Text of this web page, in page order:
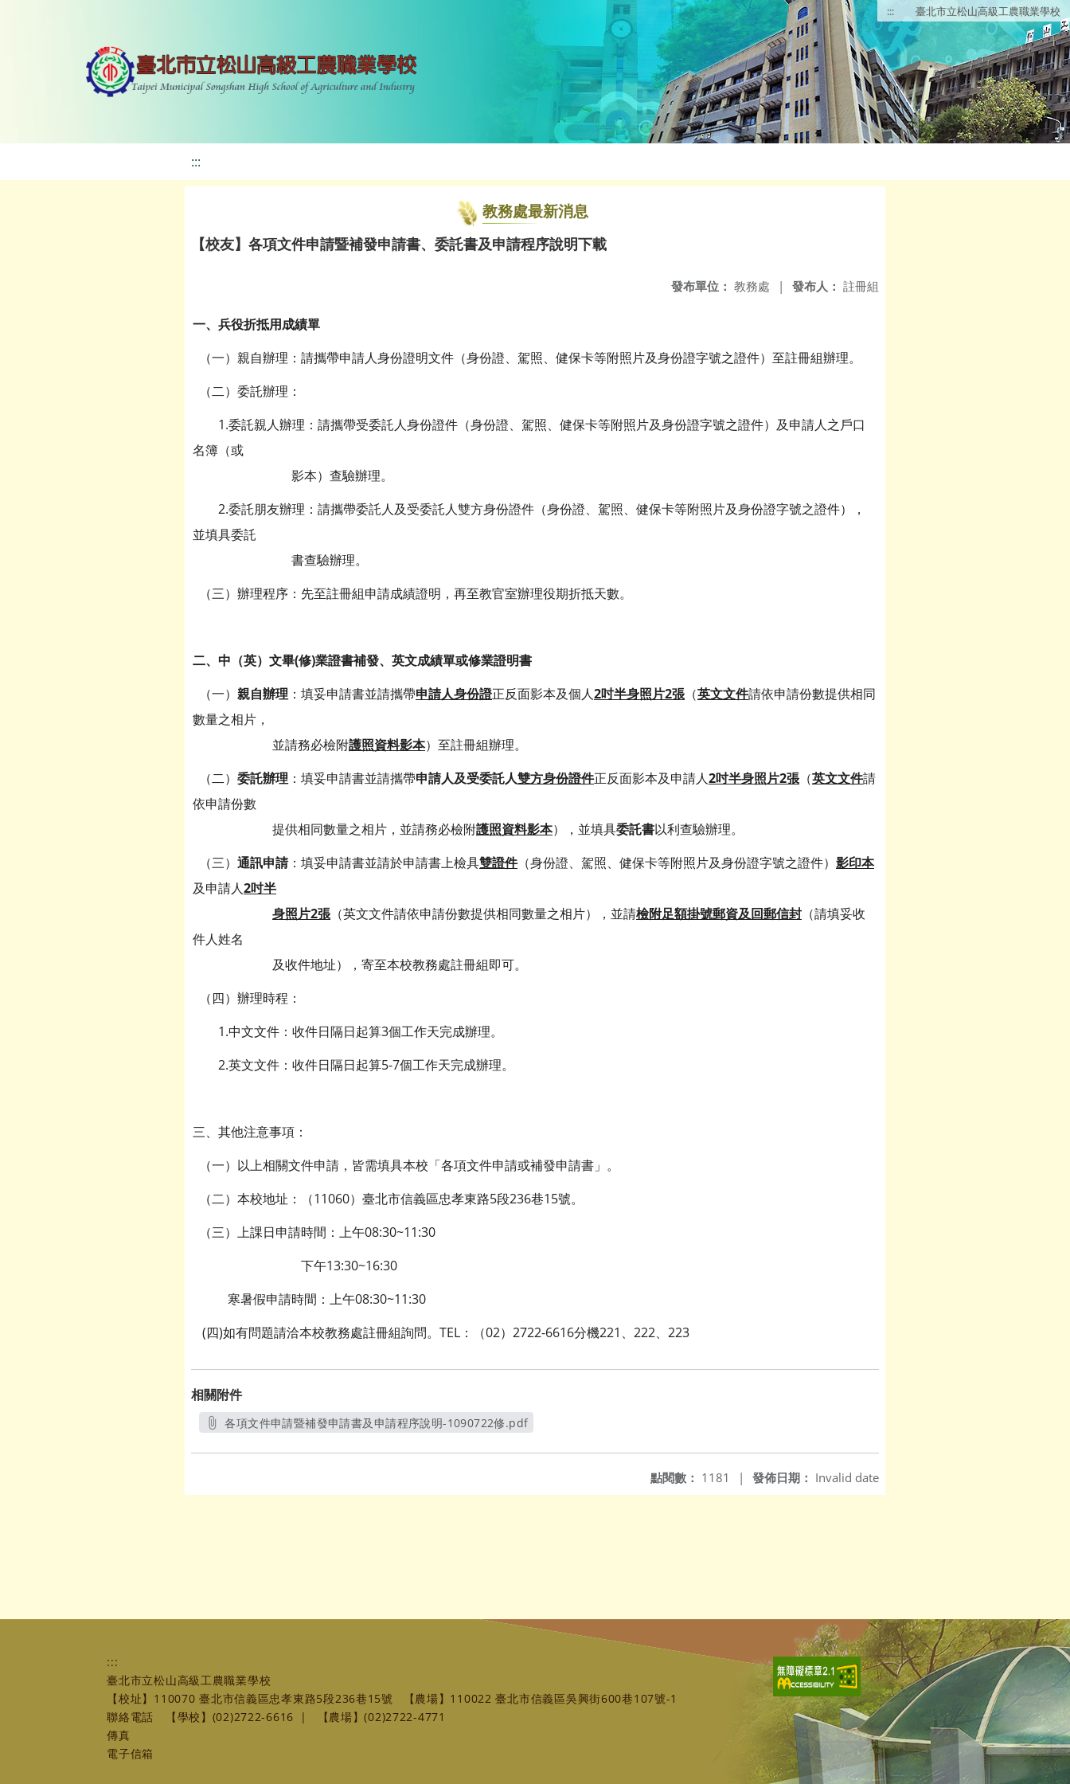
::: 臺北市立松山高級工農職業學校
:::
教務處最新消息
【校友】各項文件申請暨補發申請書、委託書及申請程序說明下載
發布人： 註冊組
發布單位： 教務處 |
一、兵役折抵用成績單
（一）親自辦理：請攜帶申請人身份證明文件（身份證、駕照、健保卡等附照片及身份證字號之證件）至註冊組辦理。
（二）委託辦理：
1.委託親人辦理：請攜帶受委託人身份證件（身份證、駕照、健保卡等附照片及身份證字號之證件）及申請人之戶口
名簿（或
影本）查驗辦理。
2.委託朋友辦理：請攜帶委託人及受委託人雙方身份證件（身份證、駕照、健保卡等附照片及身份證字號之證件），
並填具委託
書查驗辦理。
（三）辦理程序：先至註冊組申請成績證明，再至教官室辦理役期折抵天數。
二、中（英）文畢(修)業證書補發、英文成績單或修業證明書
（一） 親自辦理 ：填妥申請書並請攜帶申請人身份證正反面影本及個人2吋半身照片2張（英文文件請依申請份數提供相同
數量之相片，
並請務必檢附護照資料影本）至註冊組辦理。
（二） 委託辦理 ：填妥申請書並請攜帶申請人及受委託人雙方身份證件正反面影本及申請人2吋半身照片2張（英文文件請
依申請份數
提供相同數量之相片，並請務必檢附護照資料影本），並填具委託書以利查驗辦理。
（三） 通訊申請：填妥申請書並請於申請書上檢具雙證件（身份證、駕照、健保卡等附照片及身份證字號之證件） 影印本
及申請人2吋半
身照片2張（英文文件請依申請份數提供相同數量之相片），並請檢附足額掛號郵資及回郵信封 （請填妥收
件人姓名
及收件地址），寄至本校教務處註冊組即可。
（四）辦理時程：
1.中文文件：收件日隔日起算3個工作天完成辦理。
2.英文文件：收件日隔日起算5-7個工作天完成辦理。
三、其他注意事項：
（一）以上相關文件申請，皆需填具本校「各項文件申請或補發申請書」。
（二）本校地址：（11060）臺北市信義區忠孝東路5段236巷15號。
（三）上課日申請時間：上午08:30~11:30
下午13:30~16:30
寒暑假申請時間：上午08:30~11:30
(四)如有問題請洽本校教務處註冊組詢問。TEL：（02）2722-6616分機221、222、223
相關附件
各項文件申請暨補發申請書及申請程序說明-1090722修.pdf
發佈日期： Invalid date
點閱數： 1181 |
:::
臺北市立松山高級工農職業學校
【校址】110070 臺北市信義區忠孝東路5段236巷15號
【農場】110022 臺北市信義區吳興街600巷107號-1
聯絡電話
【學校】(02)2722-6616 |
【農場】(02)2722-4771
傳真
電子信箱